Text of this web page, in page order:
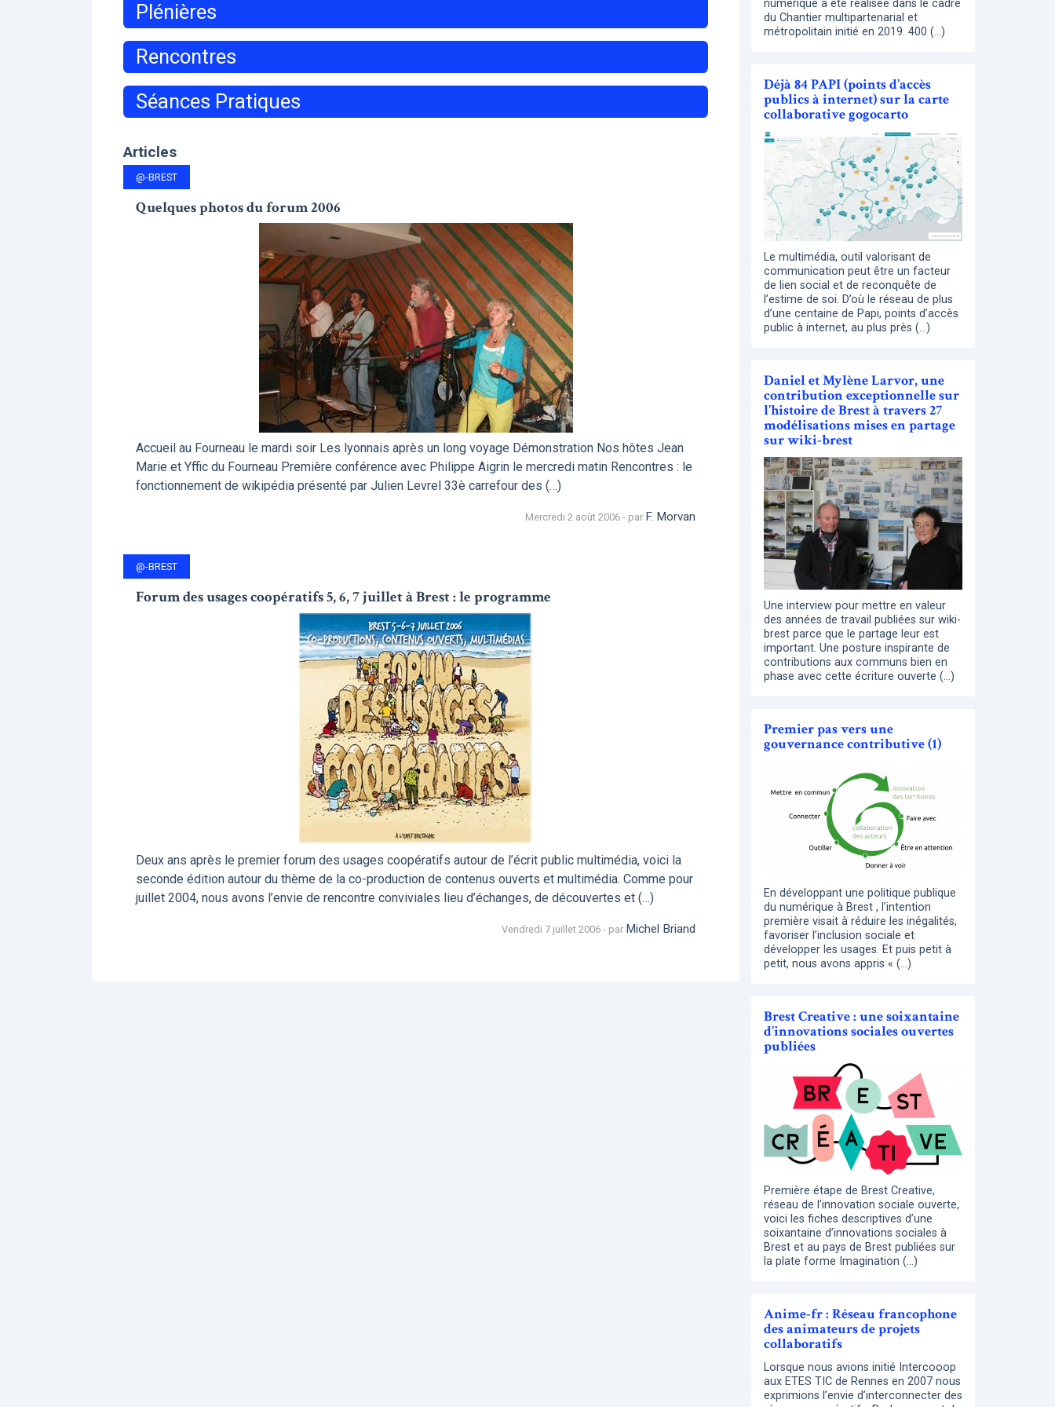
Plénières
Rencontres
Séances Pratiques
Articles
@-BREST
Quelques photos du forum 2006
Accueil au Fourneau le mardi soir Les lyonnais après un long voyage Démonstration Nos hôtes Jean
Marie et Yffic du Fourneau Première conférence avec Philippe Aigrin le mercredi matin Rencontres : le
fonctionnement de wikipédia présenté par Julien Levrel 33è carrefour des (…)
Mercredi 2 août 2006 - par F. Morvan
@-BREST
Forum des usages coopératifs 5, 6, 7 juillet à Brest : le programme
Deux ans après le premier forum des usages coopératifs autour de l’écrit public multimédia, voici la
seconde édition autour du thème de la co-production de contenus ouverts et multimédia. Comme pour
juillet 2004, nous avons l’envie de rencontre conviviales lieu d’échanges, de découvertes et (…)
Vendredi 7 juillet 2006 - par Michel Briand
numérique a été réalisée dans le cadre
du Chantier multipartenarial et
métropolitain initié en 2019. 400 (…)
Déjà 84 PAPI (points d’accès
publics à internet) sur la carte
collaborative gogocarto
Le multimédia, outil valorisant de
communication peut être un facteur
de lien social et de reconquête de
l’estime de soi. D’où le réseau de plus
d’une centaine de Papi, points d’accès
public à internet, au plus près (…)
Daniel et Mylène Larvor, une
contribution exceptionnelle sur
l’histoire de Brest à travers 27
modélisations mises en partage
sur wiki-brest
Une interview pour mettre en valeur
des années de travail publiées sur wiki-
brest parce que le partage leur est
important. Une posture inspirante de
contributions aux communs bien en
phase avec cette écriture ouverte (…)
Premier pas vers une
gouvernance contributive (1)
En développant une politique publique
du numérique à Brest , l’intention
première visait à réduire les inégalités,
favoriser l’inclusion sociale et
développer les usages. Et puis petit à
petit, nous avons appris « (…)
Brest Creative : une soixantaine
d’innovations sociales ouvertes
publiées
Première étape de Brest Creative,
réseau de l’innovation sociale ouverte,
voici les fiches descriptives d’une
soixantaine d’innovations sociales à
Brest et au pays de Brest publiées sur
la plate forme Imagination (…)
Anime-fr : Réseau francophone
des animateurs de projets
collaboratifs
Lorsque nous avions initié Intercooop
aux ETES TIC de Rennes en 2007 nous
exprimions l’envie d’interconnecter des